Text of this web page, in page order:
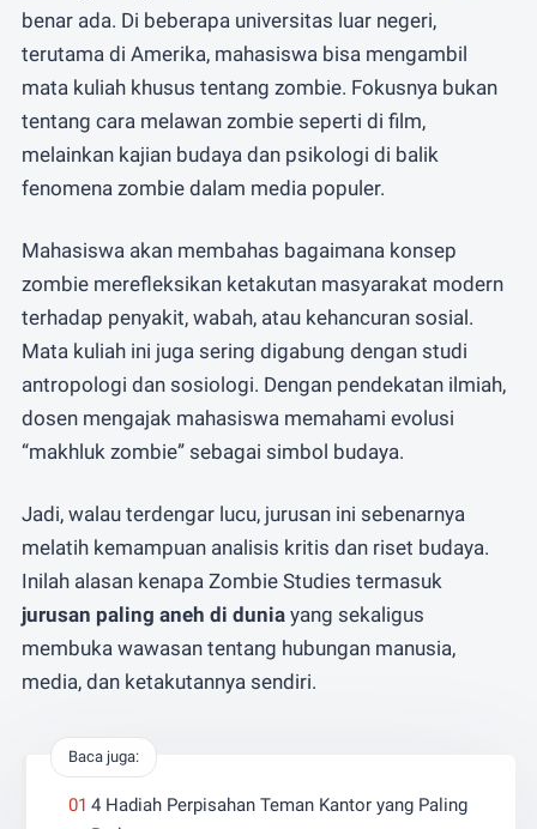
benar ada. Di beberapa universitas luar negeri,
terutama di Amerika, mahasiswa bisa mengambil
mata kuliah khusus tentang zombie. Fokusnya bukan
tentang cara melawan zombie seperti di film,
melainkan kajian budaya dan psikologi di balik
fenomena zombie dalam media populer.
Mahasiswa akan membahas bagaimana konsep
zombie merefleksikan ketakutan masyarakat modern
terhadap penyakit, wabah, atau kehancuran sosial.
Mata kuliah ini juga sering digabung dengan studi
antropologi dan sosiologi. Dengan pendekatan ilmiah,
dosen mengajak mahasiswa memahami evolusi
“makhluk zombie” sebagai simbol budaya.
Jadi, walau terdengar lucu, jurusan ini sebenarnya
melatih kemampuan analisis kritis dan riset budaya.
Inilah alasan kenapa Zombie Studies termasuk
jurusan paling aneh di duniayang sekaligus
membuka wawasan tentang hubungan manusia,
media, dan ketakutannya sendiri.
Baca juga:
4 Hadiah Perpisahan Teman Kantor yang Paling